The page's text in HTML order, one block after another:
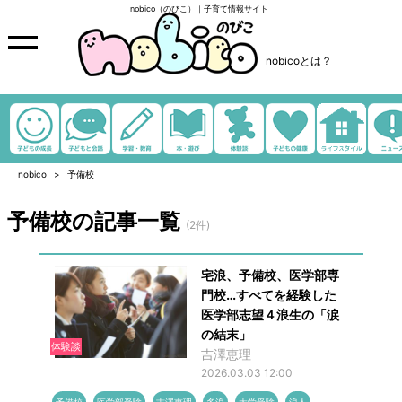
nobico（のびこ）｜子育て情報サイト
nobicoとは？
nobico 予備校
予備校の記事一覧 (2件)
体験談
宅浪、予備校、医学部専
門校…すべてを経験した
医学部志望４浪生の「涙
の結末」
吉澤恵理
2026.03.03 12:00